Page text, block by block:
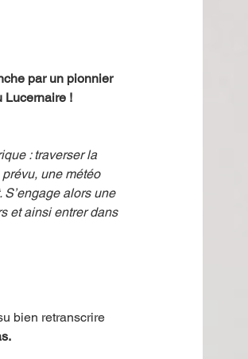
par un pionnier
Lucernaire !
: traverser la
une météo
alors une
et ainsi entrer dans
bien retranscrire